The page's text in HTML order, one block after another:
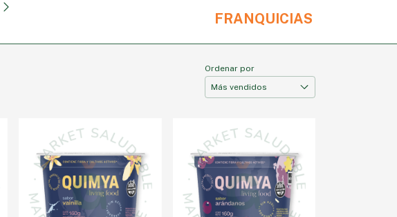
FRANQUICIAS
Ordenar por